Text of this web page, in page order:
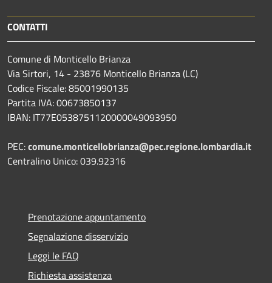
CONTATTI
Comune di Monticello Brianza
Via Sirtori, 14 - 23876 Monticello Brianza (LC)
Codice Fiscale: 85001990135
Partita IVA: 00673850137
IBAN: IT77E0538751120000049093950
PEC:comune.monticellobrianza@pec.regione.lombardia.it
Centralino Unico: 039.92316
Prenotazione appuntamento
Segnalazione disservizio
Leggi le FAQ
Richiesta assistenza